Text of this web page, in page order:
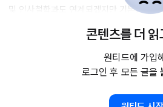
및 인사철학과도 연계되겠지만 기본급 인
을 증진시키려는 방향이 위 연구 결과와 흡
결국 보상 정책은 회사의 재원도 중요하지
과 역시 중요한거 같습니다. 지금과 같이 2
콘텐츠를 더
원티드에 가입
로그인 후 모든 글을